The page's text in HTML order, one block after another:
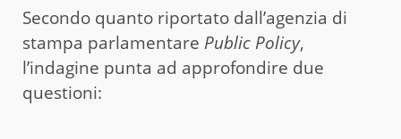
Secondo quanto riportato dall’agenzia di
stampa parlamentare Public Policy,
l’indagine punta ad approfondire due
questioni: